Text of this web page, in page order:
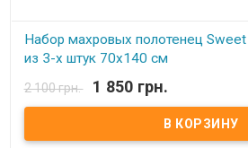
Набор махровых полотенец
из 3-х штук 70х140 см
В наличии
Набор махровых полотенец Sweet
Размер: 70х140 см - 3 шт Состав: махра
хлопок Плотность: 600 г/м.кв.
2 100 грн. 1 850 грн.